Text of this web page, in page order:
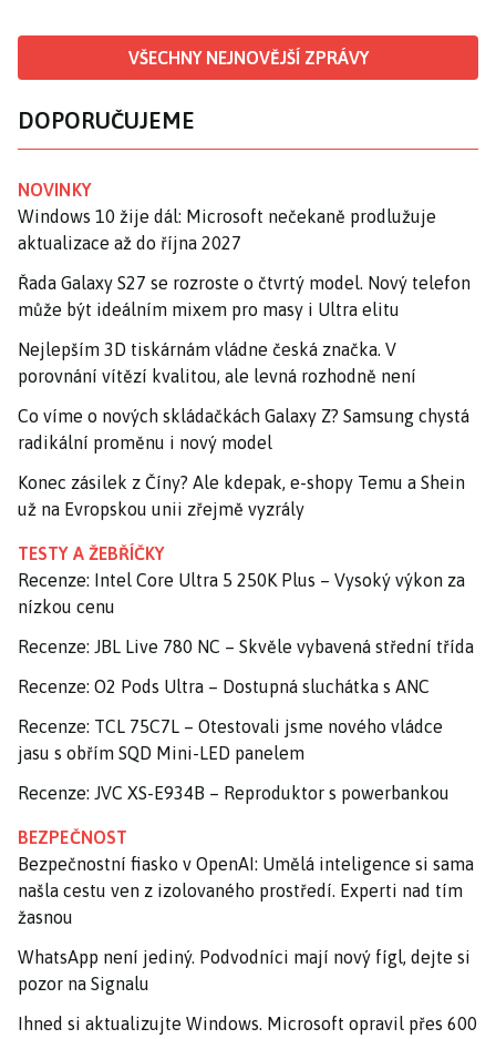
VŠECHNY NEJNOVĚJŠÍ ZPRÁVY
DOPORUČUJEME
NOVINKY
Windows 10 žije dál: Microsoft nečekaně prodlužuje
aktualizace až do října 2027
Řada Galaxy S27 se rozroste o čtvrtý model. Nový telefon
může být ideálním mixem pro masy i Ultra elitu
Nejlepším 3D tiskárnám vládne česká značka. V
porovnání vítězí kvalitou, ale levná rozhodně není
Co víme o nových skládačkách Galaxy Z? Samsung chystá
radikální proměnu i nový model
Konec zásilek z Číny? Ale kdepak, e-shopy Temu a Shein
už na Evropskou unii zřejmě vyzrály
TESTY A ŽEBŘÍČKY
Recenze: Intel Core Ultra 5 250K Plus – Vysoký výkon za
nízkou cenu
Recenze: JBL Live 780 NC – Skvěle vybavená střední třída
Recenze: O2 Pods Ultra – Dostupná sluchátka s ANC
Recenze: TCL 75C7L – Otestovali jsme nového vládce
jasu s obřím SQD Mini-LED panelem
Recenze: JVC XS-E934B – Reproduktor s powerbankou
BEZPEČNOST
Bezpečnostní fiasko v OpenAI: Umělá inteligence si sama
našla cestu ven z izolovaného prostředí. Experti nad tím
žasnou
WhatsApp není jediný. Podvodníci mají nový fígl, dejte si
pozor na Signalu
Ihned si aktualizujte Windows. Microsoft opravil přes 600